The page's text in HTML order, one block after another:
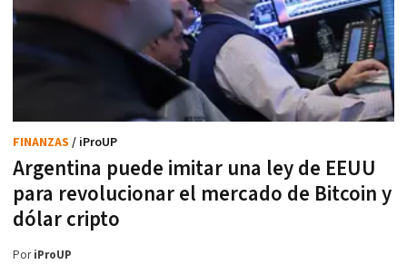
Argentina puede imitar una ley de EEUU
para revolucionar el mercado de Bitcoin y
dólar cripto
FINANZAS / iProUP
PoriProUP